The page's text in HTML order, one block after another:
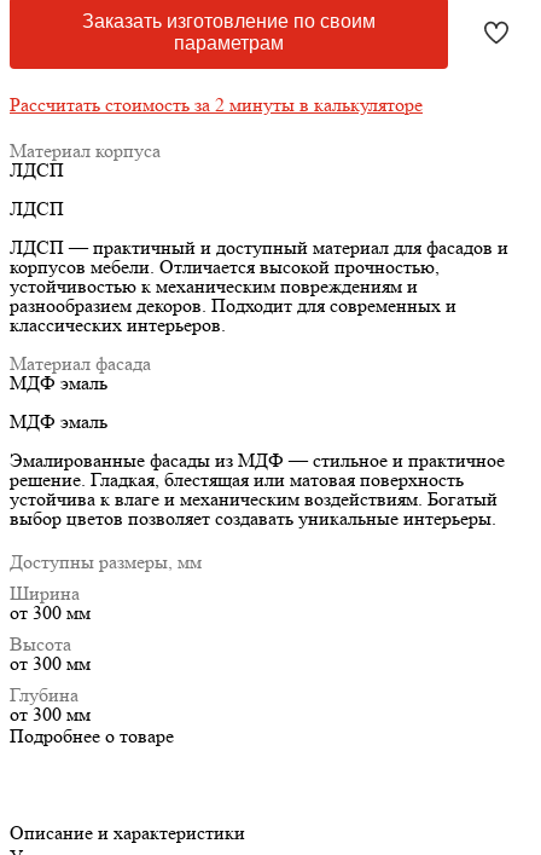
Заказать изготовление по своим
параметрам
Рассчитать стоимость за 2 минуты в калькуляторе
Материал корпуса
ЛДСП
ЛДСП
ЛДСП — практичный и доступный материал для фасадов и
корпусов мебели. Отличается высокой прочностью,
устойчивостью к механическим повреждениям и
разнообразием декоров. Подходит для современных и
классических интерьеров.
Материал фасада
МДФ эмаль
МДФ эмаль
Эмалированные фасады из МДФ — стильное и практичное
решение. Гладкая, блестящая или матовая поверхность
устойчива к влаге и механическим воздействиям. Богатый
выбор цветов позволяет создавать уникальные интерьеры.
Доступны размеры, мм
Ширина
от 300 мм
Высота
от 300 мм
Глубина
от 300 мм
Подробнее о товаре
Описание и характеристики